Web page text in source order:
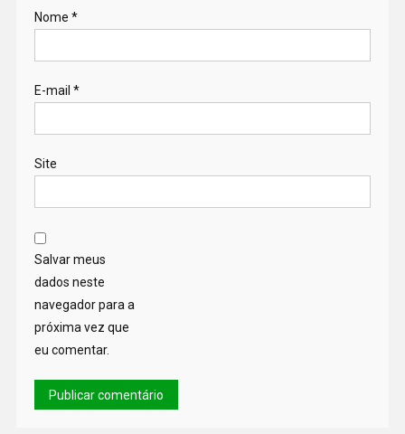
Nome *
E-mail *
Site
Salvar meus
dados neste
navegador para a
próxima vez que
eu comentar.